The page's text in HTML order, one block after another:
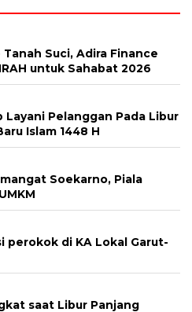
Suci, Adira Finance
untuk Sahabat 2026
Layani Pelanggan Pada Libur
Islam 1448 H
Soekarno, Piala
perokok di KA Lokal Garut-
saat Libur Panjang